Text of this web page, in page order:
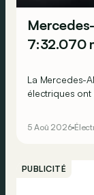
7:32.070
La Mercedes-
électriques
5 Aoû 2026
PUBLICITÉ